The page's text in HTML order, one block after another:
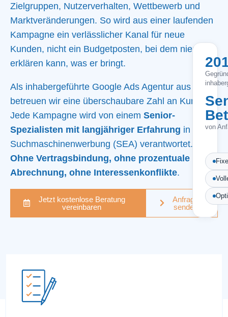
Zielgruppen, Nutzerverhalten, Wettbewerb und
Marktveränderungen. So wird aus einer laufenden
Kampagne ein verlässlicher Kanal für neue
Kunden, nicht ein Budgetposten, bei dem niemand
erklären kann, was er bringt.
Als inhabergeführte Google Ads Agentur aus Wien
betreuen wir eine überschaubare Zahl an Kunden.
Jede Kampagne wird von einem Senior-
Spezialisten mit langjähriger Erfahrung in der
Suchmaschinenwerbung (SEA) verantwortet.
Ohne Vertragsbindung, ohne prozentuale
Abrechnung, ohne Interessenkonflikte.
Jetzt kostenlose Beratung
vereinbaren
Anfrage
senden
von